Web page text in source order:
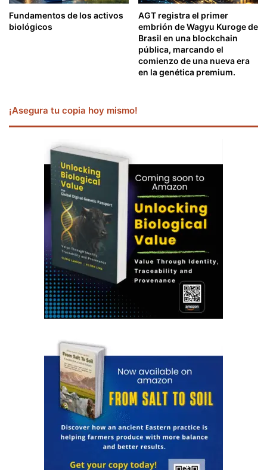
Fundamentos de los activos
biológicos
AGT registra el primer
embrión de Wagyu Kuroge de
Brasil en una blockchain
pública, marcando el
comienzo de una nueva era
en la genética premium.
¡Asegura tu copia hoy mismo!